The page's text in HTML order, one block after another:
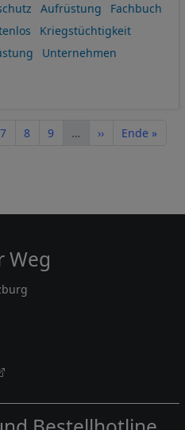
Aufrüstung
Fachbuch
Kriegstüchtigkeit
Unternehmen
Seite
7 Seite
8 Seite
9 … Nächste Seite
›› Letzte Seite
Ende »
Weg